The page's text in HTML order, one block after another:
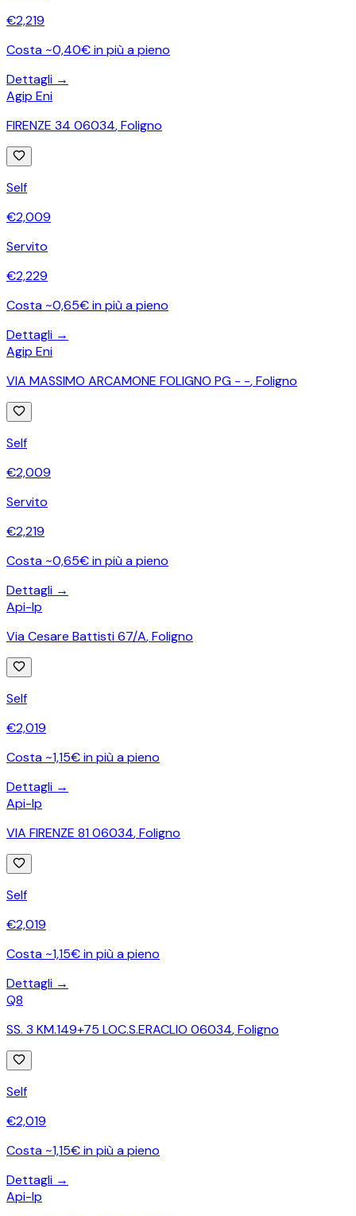
€2,219
Costa ~0,40€ in più a pieno
Dettagli →
Agip Eni
FIRENZE 34 06034,Foligno
Self
€2,009
Servito
€2,229
Costa ~0,65€ in più a pieno
Dettagli →
Agip Eni
VIA MASSIMO ARCAMONE FOLIGNO PG - -,Foligno
Self
€2,009
Servito
€2,219
Costa ~0,65€ in più a pieno
Dettagli →
Api-Ip
Via Cesare Battisti 67/A,Foligno
Self
€2,019
Costa ~1,15€ in più a pieno
Dettagli →
Api-Ip
VIA FIRENZE 81 06034,Foligno
Self
€2,019
Costa ~1,15€ in più a pieno
Dettagli →
Q8
SS. 3 KM.149+75 LOC.S.ERACLIO 06034,Foligno
Self
€2,019
Costa ~1,15€ in più a pieno
Dettagli →
Api-Ip